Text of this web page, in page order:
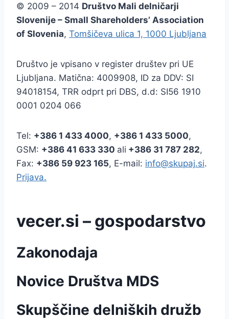
© 2009 – 2014 Društvo Mali delničarji
Slovenije – Small Shareholders’ Association
of Slovenia, Tomšičeva ulica 1, 1000 Ljubljana
Društvo je vpisano v register društev pri UE
Ljubljana. Matična: 4009908, ID za DDV: SI
94018154, TRR odprt pri DBS, d.d: SI56 1910
0001 0204 066
Tel: +386 1 433 4000, +386 1 433 5000,
GSM: +386 41 633 330 ali +386 31 787 282,
Fax: +386 59 923 165, E-mail: info@skupaj.si.
Prijava.
vecer.si – gospodarstvo
Zakonodaja
Novice Društva MDS
Skupščine delniških družb